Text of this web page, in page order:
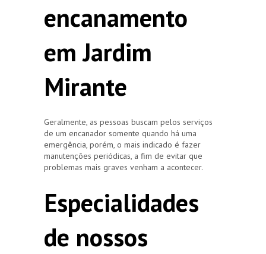
encanamento
em Jardim
Mirante
Geralmente, as pessoas buscam pelos serviços
de um encanador somente quando há uma
emergência, porém, o mais indicado é fazer
manutenções periódicas, a fim de evitar que
problemas mais graves venham a acontecer.
Especialidades
de nossos